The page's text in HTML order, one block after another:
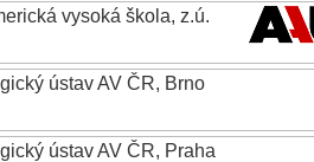
vysoká škola, z.ú.
ústav AV ČR, Brno
ústav AV ČR, Praha